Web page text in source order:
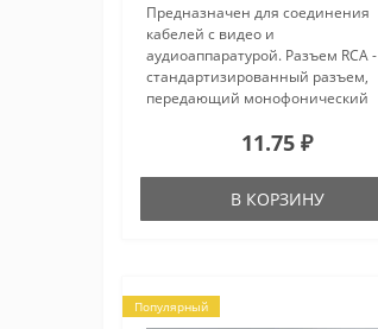
Предназначен для соединения
кабелей с видео и
аудиоаппаратурой. Разъем RCA -
стандартизированный разъем,
передающий монофонический
кабель на видео и аудиотехнику:
входов и выходов), DVD-п..
11.75 ₽
В КОРЗИНУ
Популярный